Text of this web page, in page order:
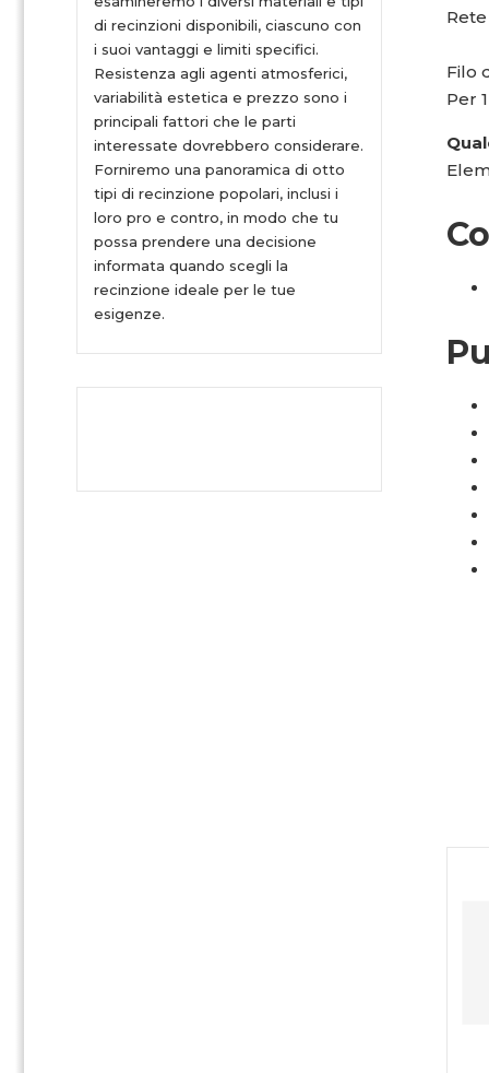
Filo
Per
di recinzioni disponibili, ciascuno con
i suoi vantaggi e limiti specifici.
Resistenza agli agenti atmosferici,
variabilità estetica e prezzo sono i
principali fattori che le parti
interessate dovrebbero considerare.
Forniremo una panoramica di otto
tipi di recinzione popolari, inclusi i
loro pro e contro, in modo che tu
possa prendere una decisione
informata quando scegli la
recinzione ideale per le tue
esigenze.